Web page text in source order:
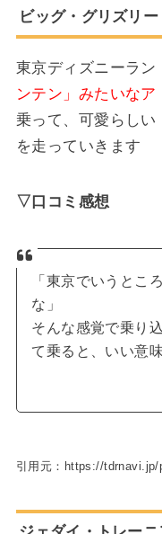
ビッグ・グリズリ
東京ディズニーラン
ンテン」みたいなア
乗って、可愛らしい
を走っていきます
▽口コミ感想
「東京でいうとこ
な」
そんな感覚で乗り
て乗ると、いい意
引用元：https://tdrnavi.jp/